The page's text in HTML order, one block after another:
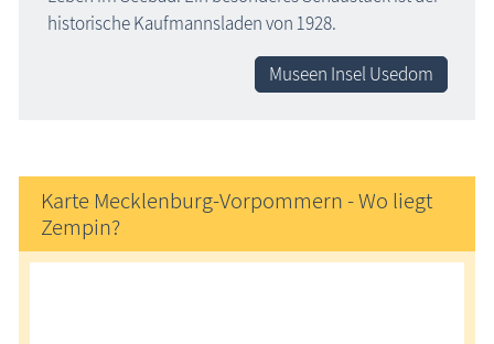
historische Kaufmannsladen von 1928.
Museen Insel Usedom
Karte Mecklenburg-Vorpommern - Wo liegt
Zempin?